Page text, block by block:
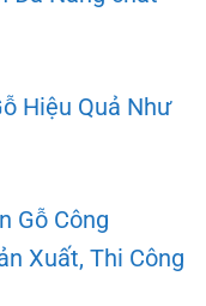
Hiệu Quả Như
Gỗ Công
Xuất, Thi Công